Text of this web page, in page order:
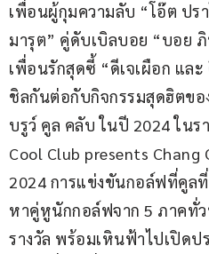
เพื่อนผู้กุมความลับ “โอ๊ต ปร
มารุต” คู่ดับเบิลบอย “บอย
เพื่อนรักสุดซี้ “ดีเจเผือก และ
ชิลกันต่อกับกิจกรรมสุดฮิตข
บรูว์ คูล คลับ ในปี 2024 ในร
Cool Club presents Chang
2024 การแข่งขันกอล์ฟที่คูล
หาคู่หูนักกอล์ฟจาก 5 ภาคทั่ว
รางวัล พร้อมเหินฟ้าไปเปิด